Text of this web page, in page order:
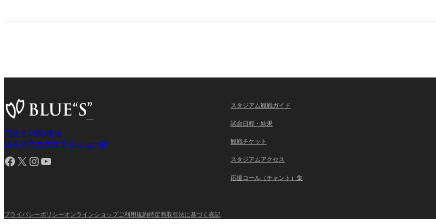
日体大SMG横浜
日本体育大学女子サッカー部
Facebook X Instagram YouTube
スタジアム観戦ガイド
試合日程・結果
観戦チケット
スタジアムアクセス
応援コール（チャント）集
プライバシーポリシーオンラインショップご利用規約特定商取引法に基づく表記